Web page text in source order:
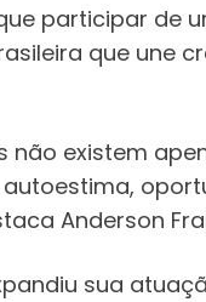
participar
que une
não existem
Anderson
sua